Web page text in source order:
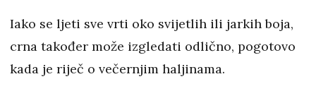
Iako se ljeti sve vrti oko svijetlih ili jarkih boja,
crna također može izgledati odlično, pogotovo
kada je riječ o večernjim haljinama.